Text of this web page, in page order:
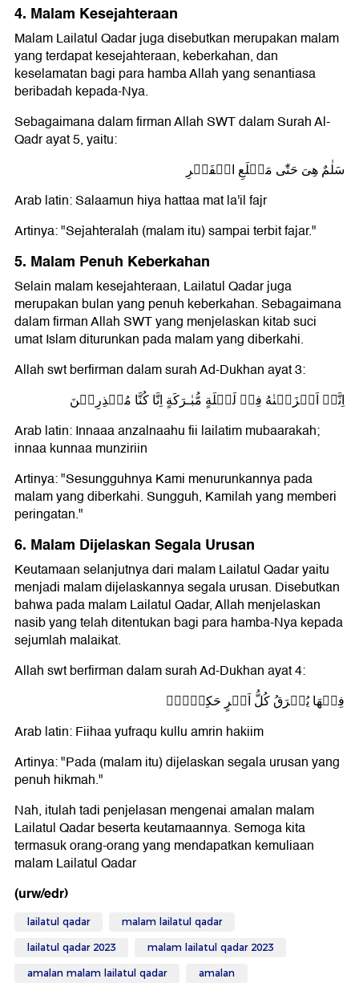
4. Malam Kesejahteraan
Malam Lailatul Qadar juga disebutkan merupakan malam
yang terdapat kesejahteraan, keberkahan, dan
keselamatan bagi para hamba Allah yang senantiasa
beribadah kepada-Nya.
Sebagaimana dalam firman Allah SWT dalam Surah Al-
Qadr ayat 5, yaitu:
سَلٰمٌ هِىَ حَتّٰى مَطۡلَعِ الۡفَجۡرِ
Arab latin: Salaamun hiya hattaa mat la'il fajr
Artinya: "Sejahteralah (malam itu) sampai terbit fajar."
5. Malam Penuh Keberkahan
Selain malam kesejahteraan, Lailatul Qadar juga
merupakan bulan yang penuh keberkahan. Sebagaimana
dalam firman Allah SWT yang menjelaskan kitab suci
umat Islam diturunkan pada malam yang diberkahi.
Allah swt berfirman dalam surah Ad-Dukhan ayat 3:
اِنَّاۤ اَنۡزَلۡنٰهُ فِىۡ لَيۡلَةٍ مُّبٰـرَكَةٍ اِنَّا كُنَّا مُنۡذِرِيۡنَ
Arab latin: Innaaa anzalnaahu fii lailatim mubaarakah;
innaa kunnaa munziriin
Artinya: "Sesungguhnya Kami menurunkannya pada
malam yang diberkahi. Sungguh, Kamilah yang memberi
peringatan."
6. Malam Dijelaskan Segala Urusan
Keutamaan selanjutnya dari malam Lailatul Qadar yaitu
menjadi malam dijelaskannya segala urusan. Disebutkan
bahwa pada malam Lailatul Qadar, Allah menjelaskan
nasib yang telah ditentukan bagi para hamba-Nya kepada
sejumlah malaikat.
Allah swt berfirman dalam surah Ad-Dukhan ayat 4:
فِيۡهَا يُفۡرَقُ كُلُّ اَمۡرٍ حَكِيۡمٍۙ‏
Arab latin: Fiihaa yufraqu kullu amrin hakiim
Artinya: "Pada (malam itu) dijelaskan segala urusan yang
penuh hikmah."
Nah, itulah tadi penjelasan mengenai amalan malam
Lailatul Qadar beserta keutamaannya. Semoga kita
termasuk orang-orang yang mendapatkan kemuliaan
malam Lailatul Qadar
(urw/edr)
lailatul qadar malam lailatul qadar
lailatul qadar 2023 malam lailatul qadar 2023
amalan malam lailatul qadar amalan